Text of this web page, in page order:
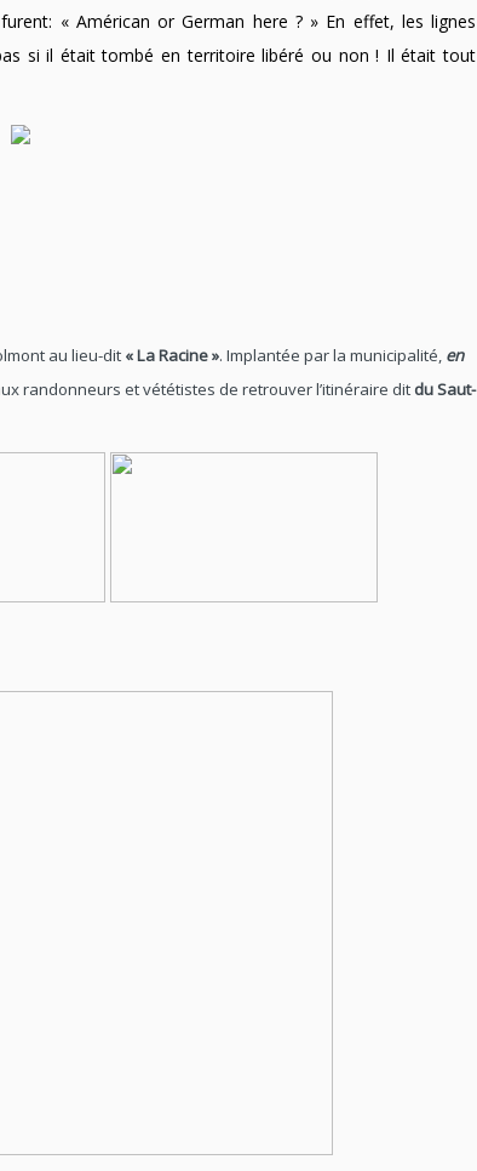
« Américan or German here ? » En effet, les lignes
si il était tombé en territoire libéré ou non ! Il était tout
au lieu-dit « La Racine ». Implantée par la municipalité, en
randonneurs et vététistes de retrouver l’itinéraire dit du Saut-